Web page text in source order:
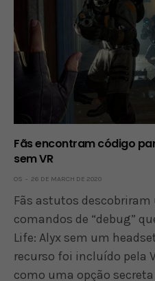
Fãs encontram código
sem VR
OS 26 DE MARCH DE 2020
Fãs astutos
comandos de “debug”
Life: Alyx sem um
recurso foi incluído pela
como uma opção